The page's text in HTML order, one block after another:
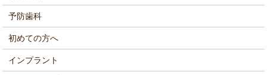
予防歯科
初めての方へ
インプラント